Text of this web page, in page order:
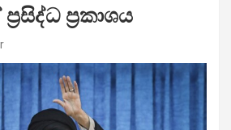
ප්‍රකාශය